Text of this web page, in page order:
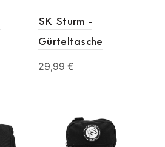
SK Sturm -
Gürteltasche
29,99 €